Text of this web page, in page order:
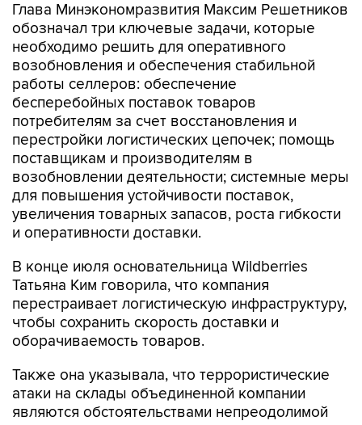
Глава Минэкономразвития Максим Решетников
обозначал три ключевые задачи, которые
необходимо решить для оперативного
возобновления и обеспечения стабильной
работы селлеров: обеспечение
бесперебойных поставок товаров
потребителям за счет восстановления и
перестройки логистических цепочек; помощь
поставщикам и производителям в
возобновлении деятельности; системные меры
для повышения устойчивости поставок,
увеличения товарных запасов, роста гибкости
и оперативности доставки.
В конце июля основательница Wildberries
Татьяна Ким говорила, что компания
перестраивает логистическую инфраструктуру,
чтобы сохранить скорость доставки и
оборачиваемость товаров.
Также она указывала, что террористические
атаки на склады объединенной компании
являются обстоятельствами непреодолимой